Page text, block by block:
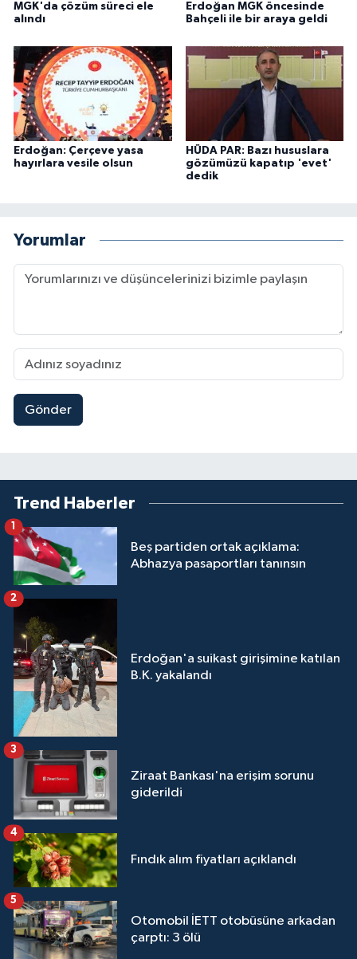
MGK'da çözüm süreci ele
alındı
Erdoğan MGK öncesinde
Bahçeli ile bir araya geldi
Erdoğan: Çerçeve yasa
hayırlara vesile olsun
HÜDA PAR: Bazı hususlara
gözümüzü kapatıp 'evet'
dedik
Yorumlar
Gönder
Trend Haberler
Beş partiden ortak açıklama:
Abhazya pasaportları tanınsın
1
Erdoğan'a suikast girişimine katılan
B.K. yakalandı
2
Ziraat Bankası'na erişim sorunu
giderildi
3
Fındık alım fiyatları açıklandı
4
Otomobil İETT otobüsüne arkadan
çarptı: 3 ölü
5